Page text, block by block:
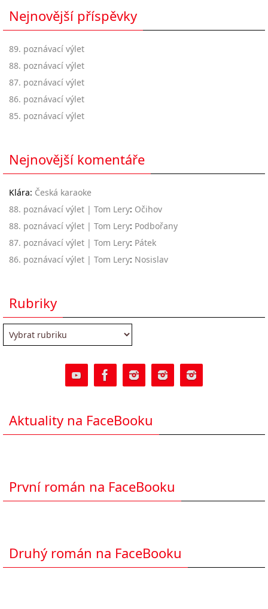
Nejnovější příspěvky
89. poznávací výlet
88. poznávací výlet
87. poznávací výlet
86. poznávací výlet
85. poznávací výlet
Nejnovější komentáře
Klára: Česká karaoke
88. poznávací výlet | Tom Lery: Očihov
88. poznávací výlet | Tom Lery: Podbořany
87. poznávací výlet | Tom Lery: Pátek
86. poznávací výlet | Tom Lery: Nosislav
Rubriky
Rubriky
Aktuality na FaceBooku
První román na FaceBooku
Druhý román na FaceBooku